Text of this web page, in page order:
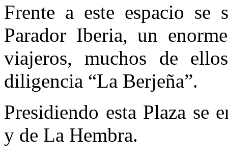
Frente a este espacio
Parador Iberia, un
viajeros, muchos de
diligencia “La Berjeña”.
Presidiendo esta Plaza se
y de La Hembra.